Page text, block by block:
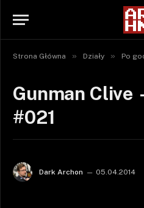
Strona Główna » Działy » Po
Gunman
#021
Dark Archon 05.04.2014